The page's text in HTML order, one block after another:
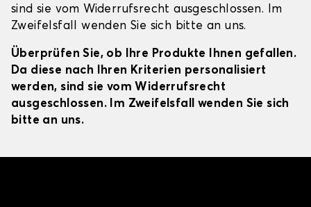
sind sie vom Widerrufsrecht ausgeschlossen. Im
Zweifelsfall wenden Sie sich bitte an uns.
Überprüfen Sie, ob Ihre Produkte Ihnen gefallen.
Da diese nach Ihren Kriterien personalisiert
werden, sind sie vom Widerrufsrecht
ausgeschlossen. Im Zweifelsfall wenden Sie sich
bitte an uns.